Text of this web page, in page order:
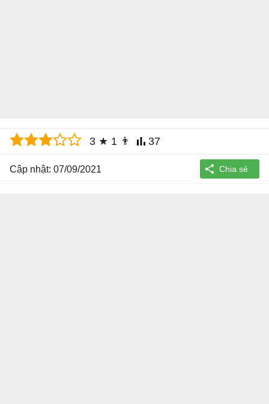
3 ★ 1 👨 37
Cập nhật: 07/09/2021